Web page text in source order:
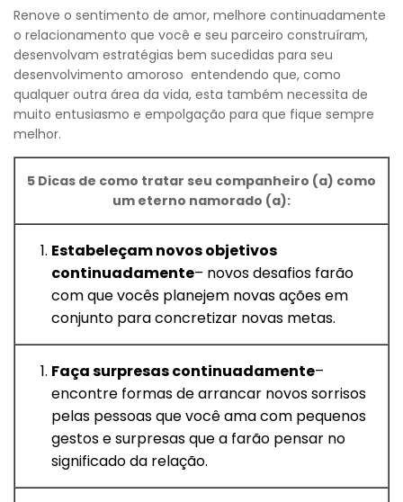
Voltar
Renove o sentimento de amor, melhore continuadamente
o relacionamento que você e seu parceiro construíram,
desenvolvam estratégias bem sucedidas para seu
desenvolvimento amoroso entendendo que, como
qualquer outra área da vida, esta também necessita de
muito entusiasmo e empolgação para que fique sempre
melhor.
5 Dicas de como tratar seu companheiro (a) como
um eterno namorado (a):
Estabeleçam novos objetivos
continuadamente– novos desafios farão
com que vocês planejem novas ações em
conjunto para concretizar novas metas.
Faça surpresas continuadamente–
encontre formas de arrancar novos sorrisos
pelas pessoas que você ama com pequenos
gestos e surpresas que a farão pensar no
significado da relação.